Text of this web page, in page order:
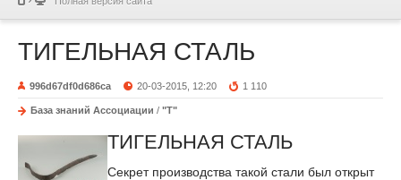
ТИГЕЛЬНАЯ СТАЛЬ
996d67df0d686ca 20-03-2015, 12:20 1 110
База знаний Ассоциации / "Т"
ТИГЕЛЬНАЯ СТАЛЬ
Секрет производства такой стали был открыт